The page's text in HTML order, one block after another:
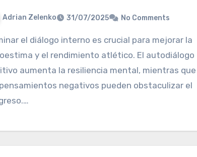
Adrian Zelenko 31/07/2025 No Comments
y el rendimiento atlético. El autodiálogo
aumenta la resiliencia mental, mientras que
negativos pueden obstaculizar el